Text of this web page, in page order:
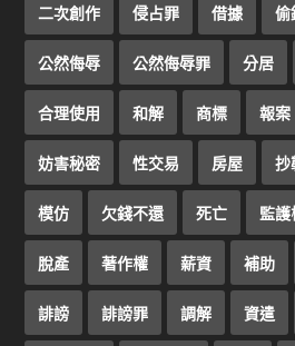
二次創作 侵占罪 借據 偷
公然侮辱 公然侮辱罪 分居
合理使用 和解 商標 報案
妨害秘密 性交易 房屋 抄
模仿 欠錢不還 死亡 監護
脫產 著作權 薪資 補助
誹謗 誹謗罪 調解 資遣